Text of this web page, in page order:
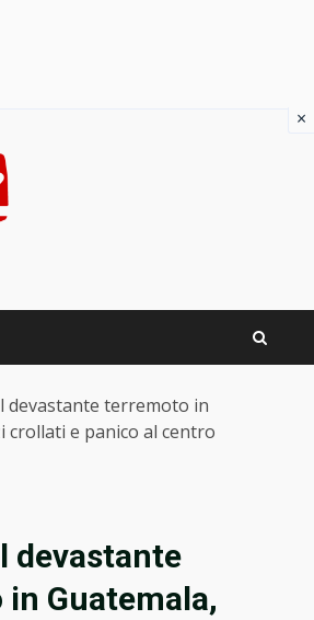
devastante terremoto in
crollati e panico al centro
devastante
Guatemala,
×